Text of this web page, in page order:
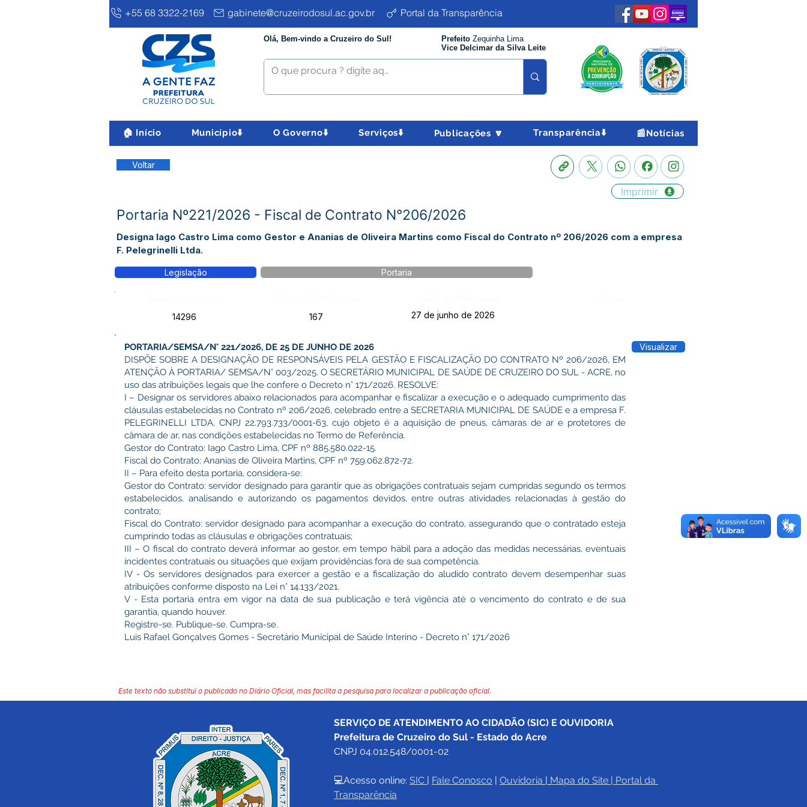
+55 68 3322-2169 gabinete@cruzeirodosul.ac.gov.br Portal da Transparência
Olá, Bem-vindo a Cruzeiro do Sul! Prefeito Zequinha Lima
Vice Delcimar da Silva Leite
🏠 Início Município⬇️ O Governo⬇️ Serviços⬇️ Publicações 🔽 Transparência⬇️ 📰Notícias
Voltar
Imprimir
Portaria Nº221/2026 - Fiscal de Contrato N°206/2026
Designa Iago Castro Lima como Gestor e Ananias de Oliveira Martins como Fiscal do Contrato nº 206/2026 com a empresa
F. Pelegrinelli Ltda.
Legislação Portaria
14296
167 27 de junho de 2026
PORTARIA/SEMSA/N° 221/2026, DE 25 DE JUNHO DE 2026
DISPÕE SOBRE A DESIGNAÇÃO DE RESPONSÁVEIS PELA GESTÃO E FISCALIZAÇÃO DO CONTRATO Nº 206/2026, EM
ATENÇÃO À PORTARIA/ SEMSA/N° 003/2025. O SECRETÁRIO MUNICIPAL DE SAÚDE DE CRUZEIRO DO SUL - ACRE, no
uso das atribuições legais que lhe confere o Decreto n° 171/2026. RESOLVE:
I – Designar os servidores abaixo relacionados para acompanhar e fiscalizar a execução e o adequado cumprimento das
cláusulas estabelecidas no Contrato nº 206/2026, celebrado entre a SECRETARIA MUNICIPAL DE SAÚDE e a empresa F.
PELEGRINELLI LTDA, CNPJ 22.793.733/0001-63, cujo objeto é a aquisição de pneus, câmaras de ar e protetores de
câmara de ar, nas condições estabelecidas no Termo de Referência.
Gestor do Contrato: Iago Castro Lima, CPF nº 885.580.022-15.
Fiscal do Contrato: Ananias de Oliveira Martins, CPF nº 759.062.872-72.
II – Para efeito desta portaria, considera-se:
Gestor do Contrato: servidor designado para garantir que as obrigações contratuais sejam cumpridas segundo os termos
estabelecidos, analisando e autorizando os pagamentos devidos, entre outras atividades relacionadas à gestão do
contrato;
Fiscal do Contrato: servidor designado para acompanhar a execução do contrato, assegurando que o contratado esteja
cumprindo todas as cláusulas e obrigações contratuais;
III – O fiscal do contrato deverá informar ao gestor, em tempo hábil para a adoção das medidas necessárias, eventuais
incidentes contratuais ou situações que exijam providências fora de sua competência.
IV - Os servidores designados para exercer a gestão e a fiscalização do aludido contrato devem desempenhar suas
atribuições conforme disposto na Lei n° 14.133/2021.
V - Esta portaria entra em vigor na data de sua publicação e terá vigência até o vencimento do contrato e de sua
garantia, quando houver.
Registre-se. Publique-se. Cumpra-se.
Luis Rafael Gonçalves Gomes - Secretário Municipal de Saúde Interino - Decreto n° 171/2026
Visualizar
Este texto não substitui o publicado no Diário Oficial, mas facilita a pesquisa para localizar a publicação oficial.
SERVIÇO DE ATENDIMENTO AO CIDADÃO (SIC) E OUVIDORIA
Prefeitura de Cruzeiro do Sul - Estado do Acre
CNPJ 04.012.548/0001-02
💻Acesso online: SIC | Fale Conosco | Ouvidoria | Mapa do Site | Portal da
Transparência